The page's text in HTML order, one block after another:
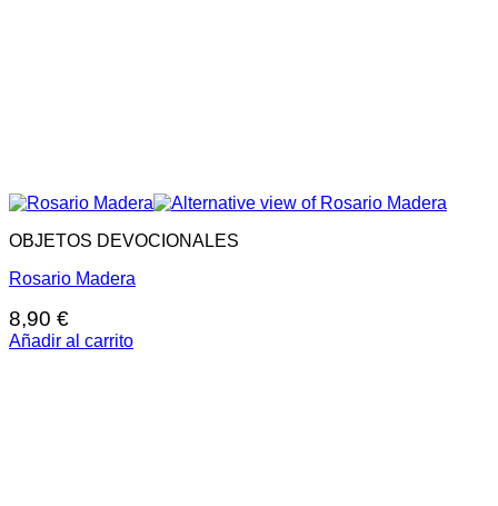
OBJETOS DEVOCIONALES
Rosario Madera
8,90 €
Añadir al carrito